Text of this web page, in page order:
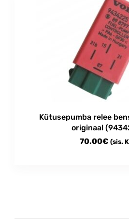
Kütusepumba relee
originaal
70.00€ (sis.